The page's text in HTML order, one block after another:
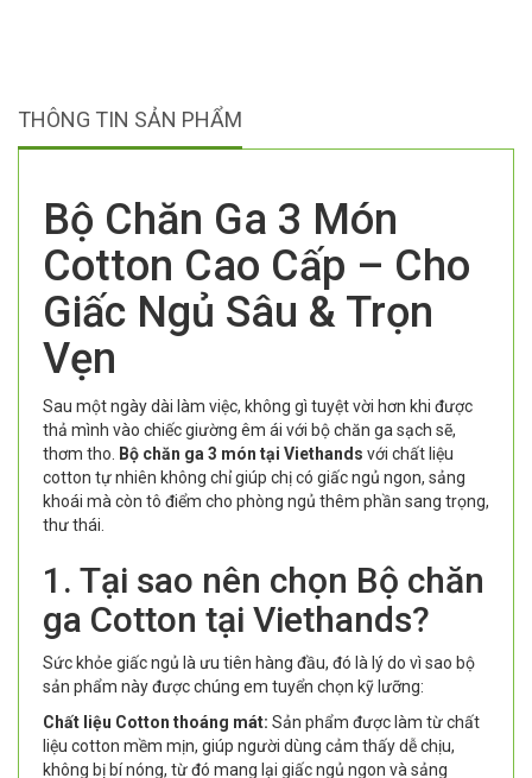
THÔNG TIN SẢN PHẨM
Bộ Chăn Ga 3 Món
Cotton Cao Cấp – Cho
Giấc Ngủ Sâu & Trọn
Vẹn
Sau một ngày dài làm việc, không gì tuyệt vời hơn khi được
thả mình vào chiếc giường êm ái với bộ chăn ga sạch sẽ,
thơm tho. Bộ chăn ga 3 món tại Viethands với chất liệu
cotton tự nhiên không chỉ giúp chị có giấc ngủ ngon, sảng
khoái mà còn tô điểm cho phòng ngủ thêm phần sang trọng,
thư thái.
1. Tại sao nên chọn Bộ chăn
ga Cotton tại Viethands?
Sức khỏe giấc ngủ là ưu tiên hàng đầu, đó là lý do vì sao bộ
sản phẩm này được chúng em tuyển chọn kỹ lưỡng:
Chất liệu Cotton thoáng mát: Sản phẩm được làm từ chất
liệu cotton mềm mịn, giúp người dùng cảm thấy dễ chịu,
không bị bí nóng, từ đó mang lại giấc ngủ ngon và sảng